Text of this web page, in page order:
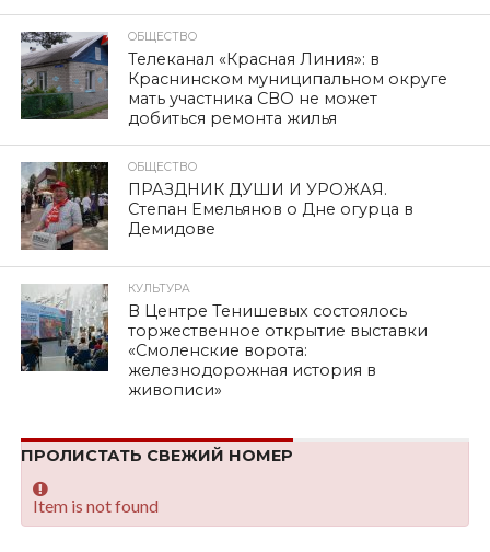
ОБЩЕСТВО
Телеканал «Красная Линия»: в
Краснинском муниципальном округе
мать участника СВО не может
добиться ремонта жилья
ОБЩЕСТВО
ПРАЗДНИК ДУШИ И УРОЖАЯ.
Степан Емельянов о Дне огурца в
Демидове
КУЛЬТУРА
В Центре Тенишевых состоялось
торжественное открытие выставки
«Смоленские ворота:
железнодорожная история в
живописи»
ПРОЛИСТАТЬ СВЕЖИЙ НОМЕР
Item is not found